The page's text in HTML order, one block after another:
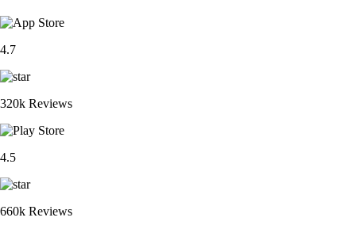
4.7
320k Reviews
4.5
660k Reviews